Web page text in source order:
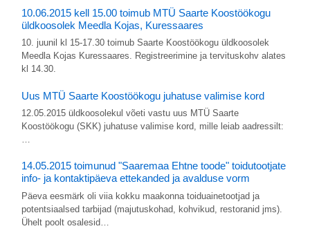
10.06.2015 kell 15.00 toimub MTÜ Saarte Koostöökogu
üldkoosolek Meedla Kojas, Kuressaares
10. juunil kl 15-17.30 toimub Saarte Koostöökogu üldkoosolek
Meedla Kojas Kuressaares. Registreerimine ja tervituskohv alates
kl 14.30.
Uus MTÜ Saarte Koostöökogu juhatuse valimise kord
12.05.2015 üldkoosolekul võeti vastu uus MTÜ Saarte
Koostöökogu (SKK) juhatuse valimise kord, mille leiab aadressilt:
14.05.2015 toimunud "Saaremaa Ehtne toode" toidutootjate
info- ja kontaktipäeva ettekanded ja avalduse vorm
Päeva eesmärk oli viia kokku maakonna toiduainetootjad ja
potentsiaalsed tarbijad (majutuskohad, kohvikud, restoranid jms).
Ühelt poolt osalesid…